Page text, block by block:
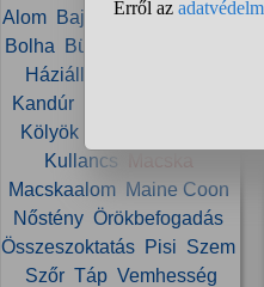
Alom
Baj Beteg
Betegség
Bolha
Büdös
Háziállat
Kandúr
Kölyök
Kullancs
Macskaalom
Maine Coon
Nőstény Örökbefogadás
Összeszoktatás Pisi Szem
Szőr Táp Vemhesség